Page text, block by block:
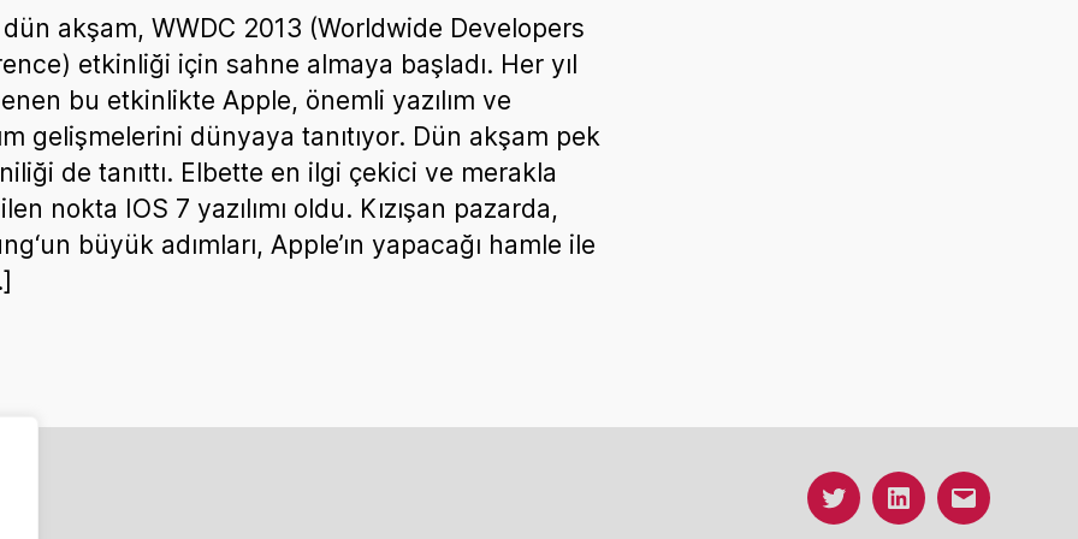
akşam, WWDC 2013 (Worldwide Developers
etkinliği için sahne almaya başladı. Her yıl
bu etkinlikte Apple, önemli yazılım ve
gelişmelerini dünyaya tanıtıyor. Dün akşam pek
de tanıttı. Elbette en ilgi çekici ve merakla
nokta IOS 7 yazılımı oldu. Kızışan pazarda,
büyük adımları, Apple’ın yapacağı hamle ile
Menü Menü Menü